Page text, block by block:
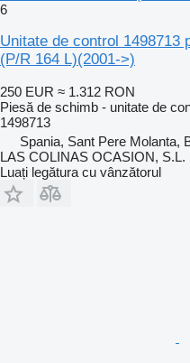
6
Unitate de control 1498713
(P/R 164 L)(2001->)
250 EUR ≈ 1.312 RON
Piesă de schimb - unitate de
1498713
Spania, Sant Pere Molanta,
LAS COLINAS OCASION, S.L.
Luați legătura cu vânzătorul